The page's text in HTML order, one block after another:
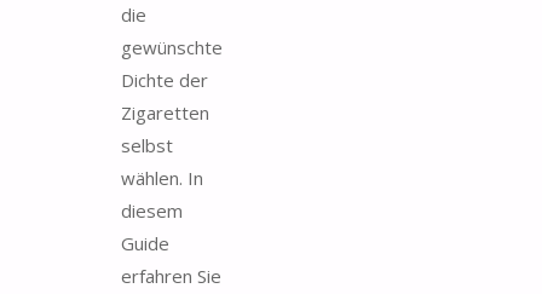
die
gewünschte
Dichte der
Zigaretten
selbst
wählen. In
diesem
Guide
erfahren Sie